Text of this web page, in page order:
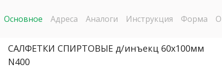
Основное Адреса Аналоги Инструкция Форма
САЛФЕТКИ СПИРТОВЫЕ д/инъекц 60х100мм
N400